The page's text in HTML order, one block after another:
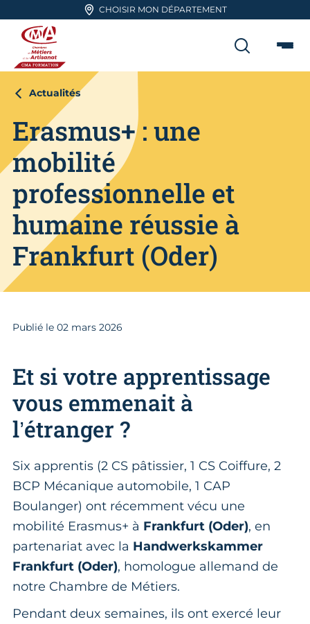
Aller en haut de pageCHOISIR MON DÉPARTEMENT
CMA FORMATION
Actualités
Erasmus+ : une
mobilité
professionnelle et
humaine réussie à
Frankfurt (Oder)
Publié le 02 mars 2026
Et si votre apprentissage
vous emmenait à
l’étranger ?
Six apprentis (2 CS pâtissier, 1 CS Coiffure, 2
BCP Mécanique automobile, 1 CAP
Boulanger) ont récemment vécu une
mobilité Erasmus+ à Frankfurt (Oder), en
partenariat avec la Handwerkskammer
Frankfurt (Oder), homologue allemand de
notre Chambre de Métiers.
Pendant deux semaines, ils ont exercé leur